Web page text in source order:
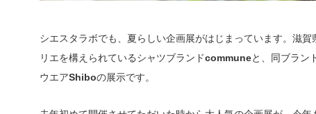
シエスタラボでも、夏らしい企画展がはじまっています。滋賀
リエを構えられているシャツブランドcommuneと、同ブラン
ウエアShiboの展示です。